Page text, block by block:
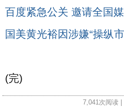
百度紧急公关 邀请全国
国美黄光裕因涉嫌“操纵
(完)
7,041次阅读